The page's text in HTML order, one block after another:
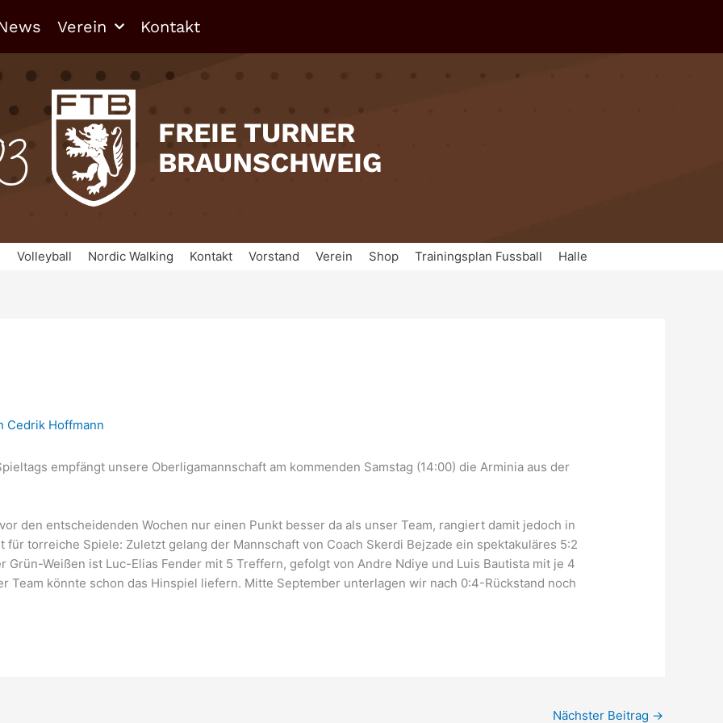
Verein Kontakt
FREIE TURNER
BRAUNSCHWEIG
Volleyball Nordic Walking Kontakt Vorstand Verein Shop Trainingsplan Fussball Halle
Cedrik Hoffmann
empfängt unsere Oberligamannschaft am kommenden Samstag (14:00) die Arminia aus der
den entscheidenden Wochen nur einen Punkt besser da als unser Team, rangiert damit jedoch in
torreiche Spiele: Zuletzt gelang der Mannschaft von Coach Skerdi Bejzade ein spektakuläres 5:2
Grün-Weißen ist Luc-Elias Fender mit 5 Treffern, gefolgt von Andre Ndiye und Luis Bautista mit je 4
Team könnte schon das Hinspiel liefern. Mitte September unterlagen wir nach 0:4-Rückstand noch
Nächster Beitrag →